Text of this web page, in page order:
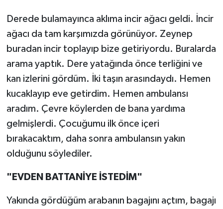
Derede bulamayınca aklıma incir ağacı geldi. İncir
ağacı da tam karşımızda görünüyor. Zeynep
buradan incir toplayıp bize getiriyordu. Buralarda
arama yaptık. Dere yatağında önce terliğini ve
kan izlerini gördüm. İki taşın arasındaydı. Hemen
kucaklayıp eve getirdim. Hemen ambulansı
aradım. Çevre köylerden de bana yardıma
gelmişlerdi. Çocuğumu ilk önce içeri
bırakacaktım, daha sonra ambulansın yakın
olduğunu söylediler.
"EVDEN BATTANİYE İSTEDİM"
Yakında gördüğüm arabanın bagajını açtım, bagajı